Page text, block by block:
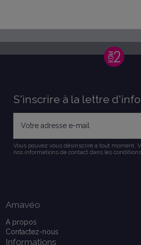
S'inscrire à la lettre
Vous pouvez vous désinscrire à tout moment.
nos informations de contact dans les
Amavéo
A propos
Contactez-nous
Informations